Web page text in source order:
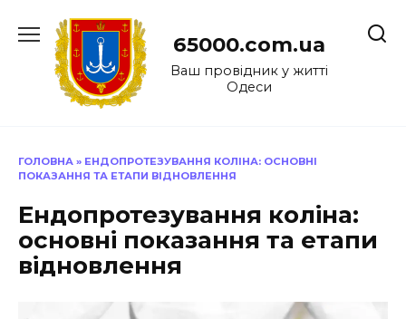
до
65000.com.ua
Ваш провідник у житті
Одеси
ГОЛОВНА » ЕНДОПРОТЕЗУВАННЯ КОЛІНА: ОСНОВНІ
ПОКАЗАННЯ ТА ЕТАПИ ВІДНОВЛЕННЯ
Ендопротезування коліна:
основні показання та етапи
відновлення